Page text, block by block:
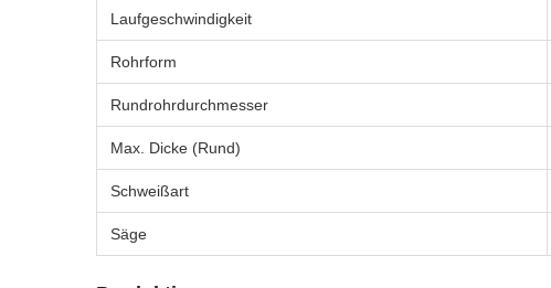
Laufgeschwindigkeit
Rohrform
Rundrohrdurchmesser
Max. Dicke (Rund)
Schweißart
Säge